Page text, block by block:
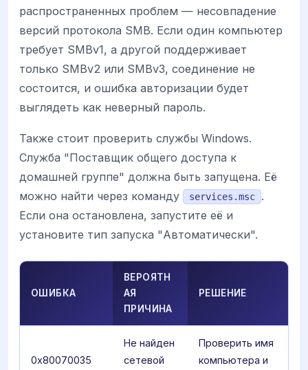
распространенных проблем — несовпадение
версий протокола SMB. Если один компьютер
требует SMBv1, а другой поддерживает
только SMBv2 или SMBv3, соединение не
состоится, и ошибка авторизации будет
выглядеть как неверный пароль.
Также стоит проверить службы Windows.
Служба "Поставщик общего доступа к
домашней группе" должна быть запущена. Её
можно найти через команду
services.msc
.
Если она остановлена, запустите её и
установите тип запуска "Автоматически".
ОШИБКА
ВЕРОЯТН
АЯ
ПРИЧИНА
РЕШЕНИЕ
0x80070035
Не найден
сетевой
Проверить имя
компьютера и